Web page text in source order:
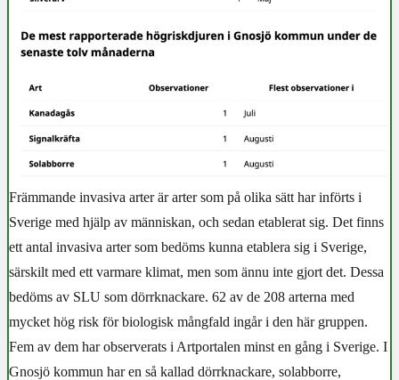
Främmande invasiva arter är arter som på olika sätt har införts i
Sverige med hjälp av människan, och sedan etablerat sig. Det finns
ett antal invasiva arter som bedöms kunna etablera sig i Sverige,
särskilt med ett varmare klimat, men som ännu inte gjort det. Dessa
bedöms av SLU som dörrknackare. 62 av de 208 arterna med
mycket hög risk för biologisk mångfald ingår i den här gruppen.
Fem av dem har observerats i Artportalen minst en gång i Sverige. I
Gnosjö kommun har en så kallad dörrknackare, solabborre,